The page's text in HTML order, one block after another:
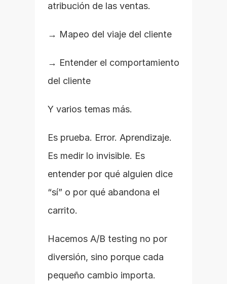
atribución de las ventas.
→ Mapeo del viaje del cliente
→ Entender el comportamiento
del cliente
Y varios temas más.
Es prueba. Error. Aprendizaje.
Es medir lo invisible. Es
entender por qué alguien dice
“sí” o por qué abandona el
carrito.
Hacemos A/B testing no por
diversión, sino porque cada
pequeño cambio importa.